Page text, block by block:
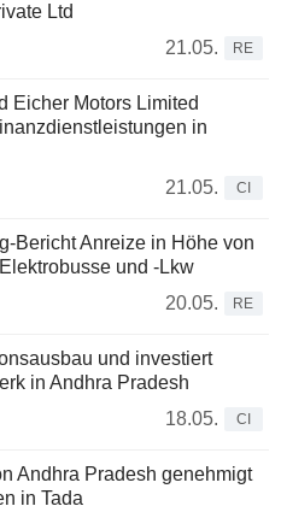
Ltd
21.05.
RE
Eicher Motors Limited
in
21.05.
CI
Bericht Anreize in Höhe von
und -Lkw
20.05.
RE
und investiert
in Andhra Pradesh
18.05.
CI
Andhra Pradesh genehmigt
in Tada